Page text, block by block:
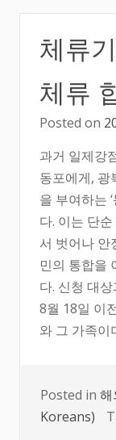
체류
체류
Posted on
과거 일제강
동포에게, 광
을 부여하는
다. 이는 단
서 벗어나 안
민의 통합을
다. 신청 대
8월 18일 이
와 그 가족
Posted in 해
Koreans)